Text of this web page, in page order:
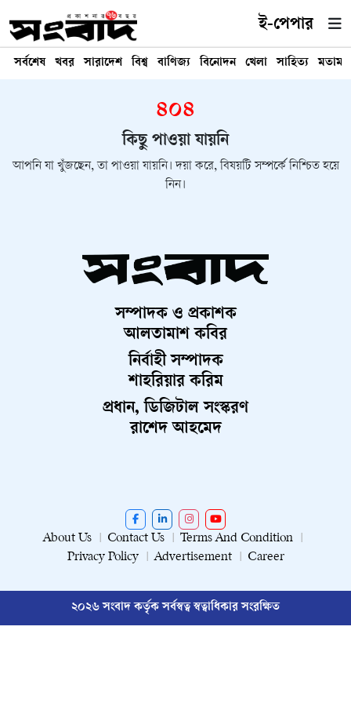
ই-পেপার
সর্বশেষ খবর সারাদেশ বিশ্ব বাণিজ্য বিনোদন খেলা সাহিত্য মতামত
৪০৪
কিছু পাওয়া যায়নি
আপনি যা খুঁজছেন, তা পাওয়া যায়নি। দয়া করে, বিষয়টি সম্পর্কে নিশ্চিত হয়ে
নিন।
সম্পাদক ও প্রকাশক
আলতামাশ কবির
নির্বাহী সম্পাদক
শাহরিয়ার করিম
প্রধান, ডিজিটাল সংস্করণ
রাশেদ আহমেদ
About Us Contact Us
Terms And Condition
Privacy Policy
Advertisement Career
২০২৬ সংবাদ কর্তৃক সর্বস্বত্ব স্বত্বাধিকার সংরক্ষিত